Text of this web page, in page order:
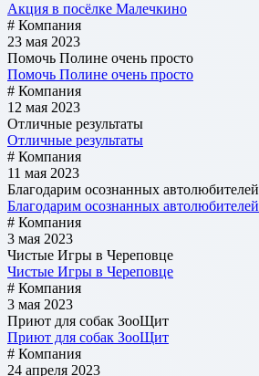
Акция в посёлке Малечкино
# Компания
23 мая 2023
Помочь Полине очень просто
Помочь Полине очень просто
# Компания
12 мая 2023
Отличные результаты
Отличные результаты
# Компания
11 мая 2023
Благодарим осознанных автолюбителей
Благодарим осознанных автолюбителей
# Компания
3 мая 2023
Чистые Игры в Череповце
Чистые Игры в Череповце
# Компания
3 мая 2023
Приют для собак ЗооЩит
Приют для собак ЗооЩит
# Компания
24 апреля 2023